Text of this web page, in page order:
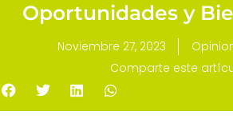
Oportunidades y
Noviembre 27, 2023
Comparte este